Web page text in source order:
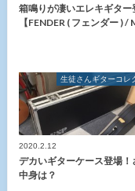
箱鳴りが凄いエレキギター
【FENDER ( フェンダー ) /
生徒さんギターコレ
2020.2.12
デカいギターケース登場！
中身は？